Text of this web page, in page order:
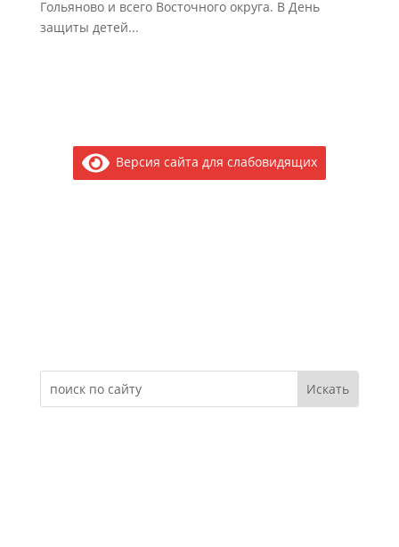
Гольяново и всего Восточного округа. В День
защиты детей...
Версия сайта для слабовидящих